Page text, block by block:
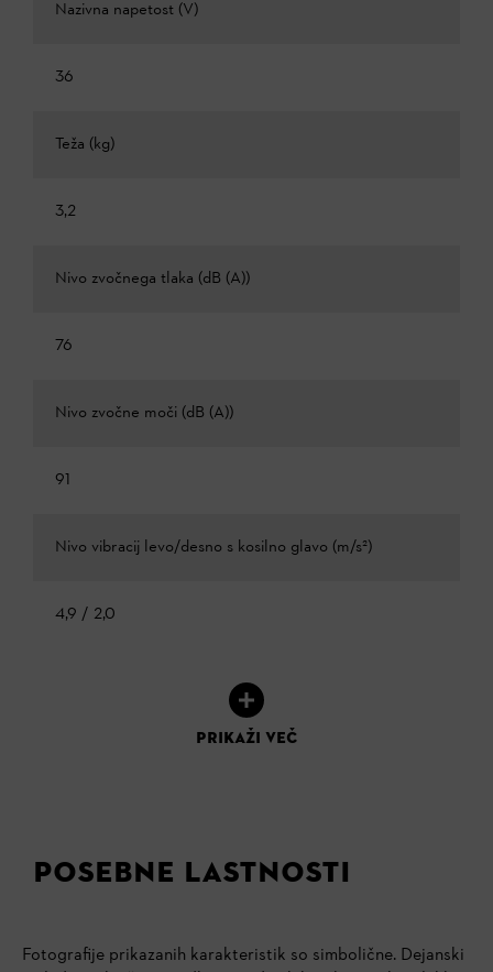
Nazivna napetost (V)
36
Teža (kg)
3,2
Nivo zvočnega tlaka (dB (A))
76
Nivo zvočne moči (dB (A))
91
Nivo vibracij levo/desno s kosilno glavo (m/s²)
4,9 / 2,0
PRIKAŽI VEČ
POSEBNE LASTNOSTI
Fotografije prikazanih karakteristik so simbolične. Dejanski